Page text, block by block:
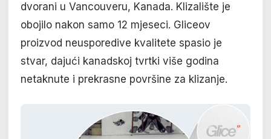
dvorani u Vancouveru, Kanada. Klizalište je
obojilo nakon samo 12 mjeseci. Gliceov
proizvod neusporedive kvalitete spasio je
stvar, dajući kanadskoj tvrtki više godina
netaknute i prekrasne površine za klizanje.